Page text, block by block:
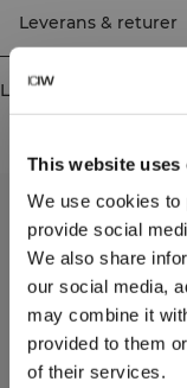
This website uses
We use cookies to
provide social
We also share
our social media,
may combine it
provided to them
of their services.
Leverans & returer
Liknande produkter